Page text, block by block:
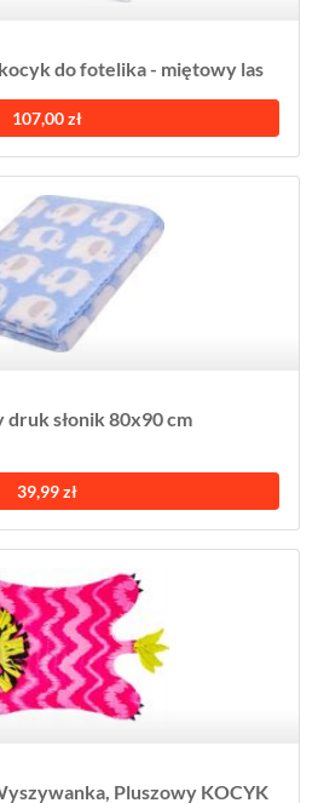
do fotelika - miętowy las
107,00 zł
słonik 80x90 cm
39,99 zł
Pluszowy KOCYK